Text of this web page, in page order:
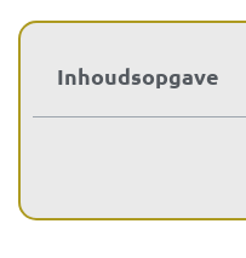
Inhoudsopgave